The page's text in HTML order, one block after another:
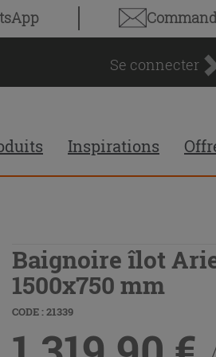
Se connecter
Inspirations
Baignoire îlot
1500x750 mm
CODE : 21339